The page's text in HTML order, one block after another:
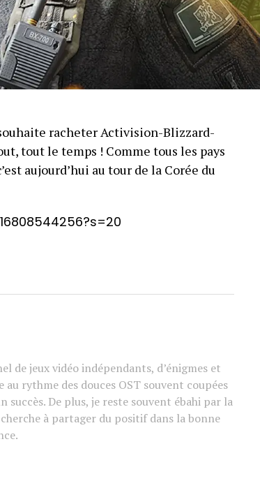
racheter Activision-Blizzard-
tout le temps ! Comme tous les pays
aujourd’hui au tour de la Corée du
de jeux vidéo indépendants, d’énigmes et
au rythme des douces OST souvent coupées
succès. De plus, je reste souvent ébahi par la
à partager du positif dans la bonne